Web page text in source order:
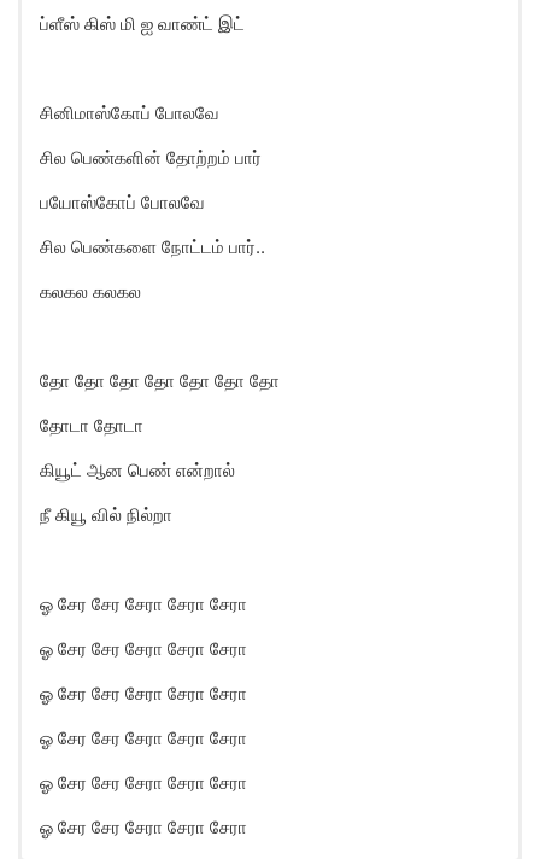
ப்ளீஸ் கிஸ் மி ஐ வாண்ட் இட்
சினிமாஸ்கோப் போலவே
சில பெண்களின் தோற்றம் பார்
பயோஸ்கோப் போலவே
சில பெண்களை நோட்டம் பார்..
கலகல கலகல
தோ தோ தோ தோ தோ தோ தோ
தோடா தோடா
கியூட் ஆன பெண் என்றால்
நீ கியூ வில் நில்றா
ஓ சேர சேர சேரா சேரா சேரா
ஓ சேர சேர சேரா சேரா சேரா
ஓ சேர சேர சேரா சேரா சேரா
ஓ சேர சேர சேரா சேரா சேரா
ஓ சேர சேர சேரா சேரா சேரா
ஓ சேர சேர சேரா சேரா சேரா